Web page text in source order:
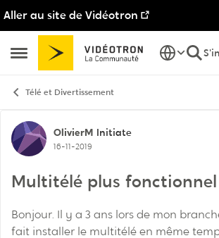
Aller au site de Vidéotron
Ouvrir Menu Latéral
Passer au contenu
Télé et Divertissement
Discussion de
OlivierM Initiate
16-11-2019
Multitélé plus fonctionnel
Bonjour. Il y a 3 ans lors de mon
fait installer le multitélé en même